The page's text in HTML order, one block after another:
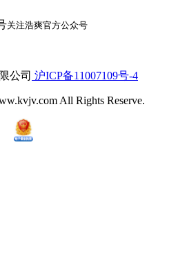
关注浩爽官方公众号
公司 沪ICP备11007109号-4
All Rights Reserve.